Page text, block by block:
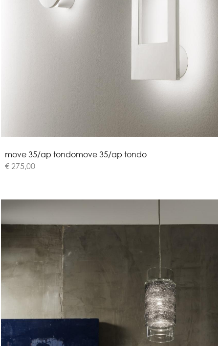
move 35/ap tondomove 35/ap tondo
€ 275,00